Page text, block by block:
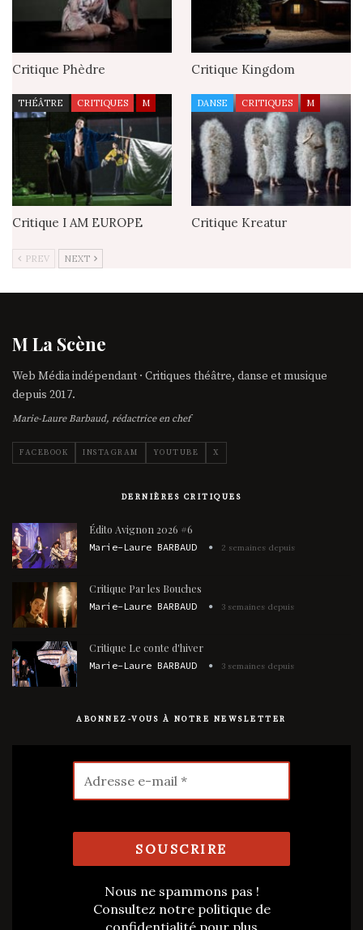
Critique Phèdre Critique Kingdom
THÉÂTRE CRITIQUES M
Critique I AM EUROPE
DANSE CRITIQUES M
Critique Kreatur
PREV NEXT
M La Scène
Web Média indépendant · Critiques théâtre, danse et musique
depuis 2017.
Marie-Laure Barbaud, rédactrice en chef
FACEBOOK INSTAGRAM YOUTUBE X
DERNIÈRES CRITIQUES
Édito Avignon 2026 #6
Marie-Laure BARBAUD 2 semaines depuis
Critique Par les Bouches
Marie-Laure BARBAUD 3 semaines depuis
Critique Le conte d'hiver
Marie-Laure BARBAUD 3 semaines depuis
ABONNEZ-VOUS À NOTRE NEWSLETTER
Nous ne spammons pas !
Consultez notre politique de